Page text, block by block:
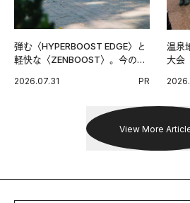
弾む〈HYPERBOOST EDGE〉と
軽快な〈ZENBOOST〉。今の時
出した新機軸。
2026.07.31 PR
温泉
大会
戦を
View More